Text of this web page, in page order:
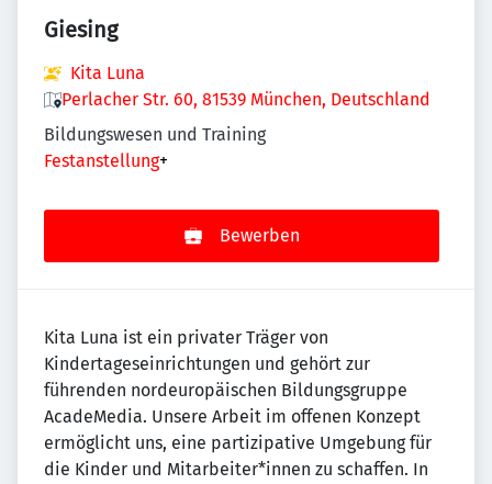
Giesing
Kita Luna
Perlacher Str. 60, 81539 München, Deutschland
Bildungswesen und Training
Festanstellung+
Bewerben
Kita Luna ist ein privater Träger von
Kindertageseinrichtungen und gehört zur
führenden nordeuropäischen Bildungsgruppe
AcadeMedia. Unsere Arbeit im offenen Konzept
ermöglicht uns, eine partizipative Umgebung für
die Kinder und Mitarbeiter*innen zu schaffen. In